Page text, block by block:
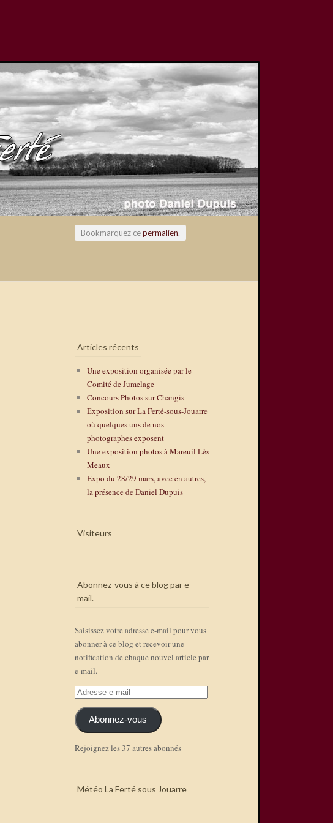
Bookmarquez cepermalien.
Articles récents
Une exposition organisée par le
Comité de Jumelage
Concours Photos sur Changis
Exposition sur La Ferté-sous-Jouarre
où quelques uns de nos
photographes exposent
Une exposition photos à Mareuil Lès
Meaux
Expo du 28/29 mars, avec en autres,
la présence de Daniel Dupuis
Visiteurs
Abonnez-vous à ce blog par e-
mail.
Saisissez votre adresse e-mail pour vous
abonner à ce blog et recevoir une
notification de chaque nouvel article par
e-mail.
Adresse
mail Abonnez-vous
Rejoignez les 37 autres abonnés
Météo La Ferté sous Jouarre